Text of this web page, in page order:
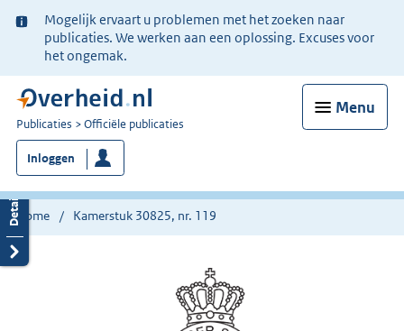
Ter
informatie:
Mogelijk ervaart u problemen met het zoeken naar
publicaties. We werken aan een oplossing. Excuses voor
het ongemak.
Menu
U
bent
nu
hier:
Publicaties Officiële publicaties
Inloggen
Home Kamerstuk 30825, nr. 119